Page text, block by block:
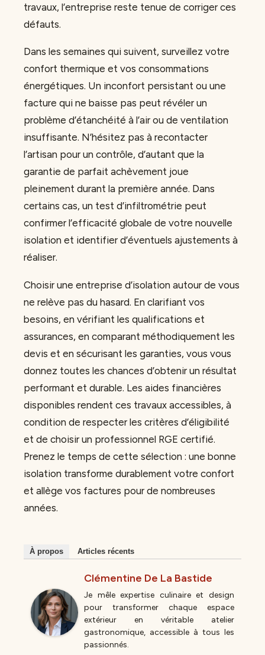
travaux, l’entreprise reste tenue de corriger ces
défauts.
Dans les semaines qui suivent, surveillez votre
confort thermique et vos consommations
énergétiques. Un inconfort persistant ou une
facture qui ne baisse pas peut révéler un
problème d’étanchéité à l’air ou de ventilation
insuffisante. N’hésitez pas à recontacter
l’artisan pour un contrôle, d’autant que la
garantie de parfait achèvement joue
pleinement durant la première année. Dans
certains cas, un test d’infiltrométrie peut
confirmer l’efficacité globale de votre nouvelle
isolation et identifier d’éventuels ajustements à
réaliser.
Choisir une entreprise d’isolation autour de vous
ne relève pas du hasard. En clarifiant vos
besoins, en vérifiant les qualifications et
assurances, en comparant méthodiquement les
devis et en sécurisant les garanties, vous vous
donnez toutes les chances d’obtenir un résultat
performant et durable. Les aides financières
disponibles rendent ces travaux accessibles, à
condition de respecter les critères d’éligibilité
et de choisir un professionnel RGE certifié.
Prenez le temps de cette sélection : une bonne
isolation transforme durablement votre confort
et allège vos factures pour de nombreuses
années.
À propos Articles récents
Clémentine De La Bastide
Je mêle expertise culinaire et design
pour transformer chaque espace
extérieur en véritable atelier
gastronomique, accessible à tous les
passionnés.